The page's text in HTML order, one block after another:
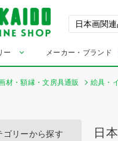
ー メーカー・ブランド
材・額縁・文房具通販 絵具・
日
ゴリーから探す